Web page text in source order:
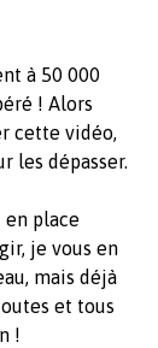
à 50 000
! Alors
cette vidéo,
les dépasser.
en place
je vous en
mais déjà
et tous
!